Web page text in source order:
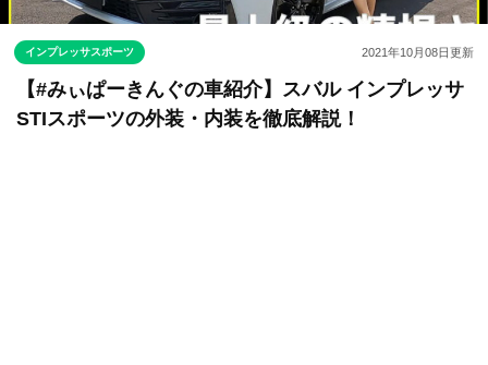
インプレッサスポーツ 2021年10月08日更新
【#みぃぱーきんぐの車紹介】スバル インプレッサ
STIスポーツの外装・内装を徹底解説！